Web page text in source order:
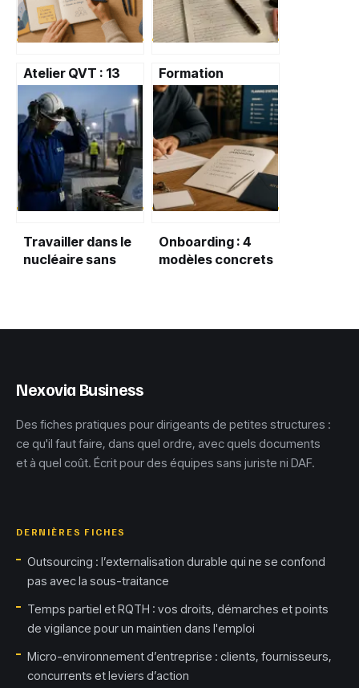
Atelier QVT : 13
euros de retour
pour 1 euro investi,
le levier de
performance
durable
Formation
correcteur
relecteur : 3
certifications clés
et les pièges de
l’autodidacte
Travailler dans le
nucléaire sans
Onboarding : 4
modèles concrets
Nexovia Business
Des fiches pratiques pour dirigeants de petites structures :
ce qu'il faut faire, dans quel ordre, avec quels documents
et à quel coût. Écrit pour des équipes sans juriste ni DAF.
DERNIÈRES FICHES
Outsourcing : l’externalisation durable qui ne se confond
pas avec la sous-traitance
Temps partiel et RQTH : vos droits, démarches et points
de vigilance pour un maintien dans l'emploi
Micro-environnement d’entreprise : clients, fournisseurs,
concurrents et leviers d’action